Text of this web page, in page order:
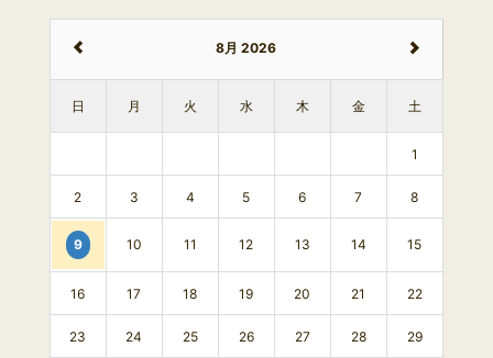
8月 2026
日 月 火 水 木 金 土
1
2 3 4 5 6 7 8
9 10 11 12 13 14 15
16 17 18 19 20 21 22
23 24 25 26 27 28 29